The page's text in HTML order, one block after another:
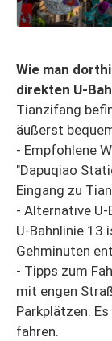
Wie man
direkten U-
Tianzifang
äußerst
- Empfohlene
"Dapuqiao
Eingang zu
- Alternative U-
U-Bahnlinie 13
Gehminuten
- Tipps zum
mit engen
Parkplätzen.
fahren.